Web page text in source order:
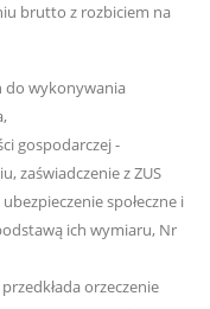
brutto z rozbiciem na
do wykonywania
gospodarczej -
zaświadczenie z ZUS
społeczne i
ich wymiaru, Nr
orzeczenie